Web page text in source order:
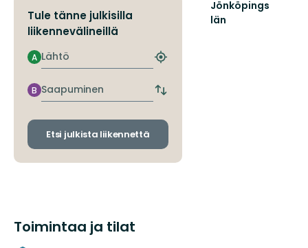
Tule tänne julkisilla
liikennevälineillä
Lähtö
A
Etsi
pysäkki
Saapuminen
B
Vaihda
ja
Etsi julkista liikennettä
Toimintaa ja tilat
Jönköpings
län